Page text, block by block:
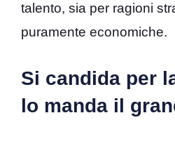
talento, sia per ragioni
puramente economiche.
Si candida per
lo manda il